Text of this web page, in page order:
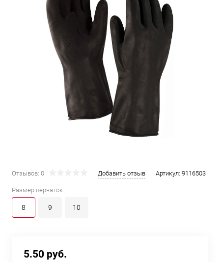
Отзывов: 0 Добавить отзыв Артикул: 9116503
Размер перчаток :
8 9 10
5.50 руб.